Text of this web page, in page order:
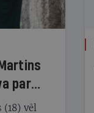
par
vēl